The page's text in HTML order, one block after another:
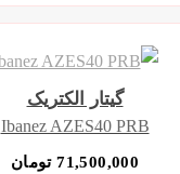
گیتار الکتریک
Ibanez AZES40 PRB
71,500,000 تومان